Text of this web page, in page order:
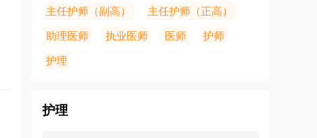
主任护师（副高） 主任护师（正高）
助理医师 执业医师 医师 护师
护理
护理